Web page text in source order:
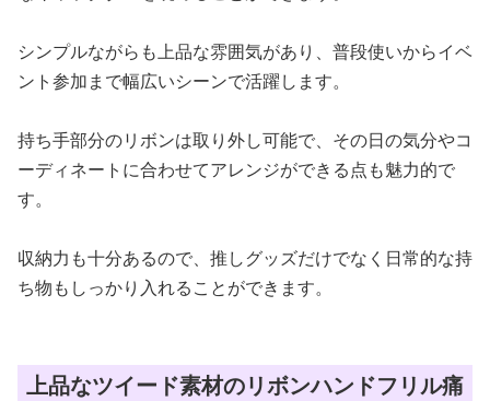
シンプルながらも上品な雰囲気があり、普段使いからイベ
ント参加まで幅広いシーンで活躍します。
持ち手部分のリボンは取り外し可能で、その日の気分やコ
ーディネートに合わせてアレンジができる点も魅力的で
す。
収納力も十分あるので、推しグッズだけでなく日常的な持
ち物もしっかり入れることができます。
上品なツイード素材のリボンハンドフリル痛